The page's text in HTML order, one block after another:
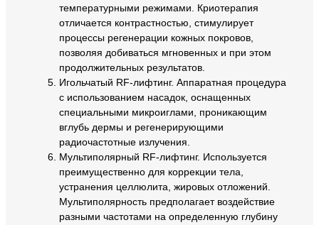
температурными режимами. Криотерапия
отличается контрастностью, стимулирует
процессы регенерации кожных покровов,
позволяя добиваться мгновенных и при этом
продолжительных результатов.
Игольчатый RF-лифтинг. Аппаратная процедура
с использованием насадок, оснащенных
специальными микроиглами, проникающим
вглубь дермы и регенерирующими
радиочастотные излучения.
Мультиполярный RF-лифтинг. Используется
преимущественно для коррекции тела,
устранения целлюлита, жировых отложений.
Мультиполярность предполагает воздействие
разными частотами на определенную глубину